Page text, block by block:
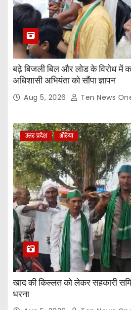
बढ़े बिजली बिल और लोड के विरोध में
अधिशासी अभियंता को सौंपा ज्ञापन
Aug 5, 2026 Ten News
उत्तर प्रदेश औरेया
खाद की किल्लत को लेकर सहकारी
धरना